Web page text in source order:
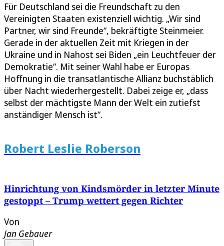
Für Deutschland sei die Freundschaft zu den
Vereinigten Staaten existenziell wichtig. „Wir sind
Partner, wir sind Freunde“, bekräftigte Steinmeier.
Gerade in der aktuellen Zeit mit Kriegen in der
Ukraine und in Nahost sei Biden „ein Leuchtfeuer der
Demokratie“. Mit seiner Wahl habe er Europas
Hoffnung in die transatlantische Allianz buchstäblich
über Nacht wiederhergestellt. Dabei zeige er, „dass
selbst der mächtigste Mann der Welt ein zutiefst
anständiger Mensch ist“.
Robert Leslie Roberson
Hinrichtung von Kindsmörder in letzter Minute
gestoppt – Trump wettert gegen Richter
Von
Jan Gebauer